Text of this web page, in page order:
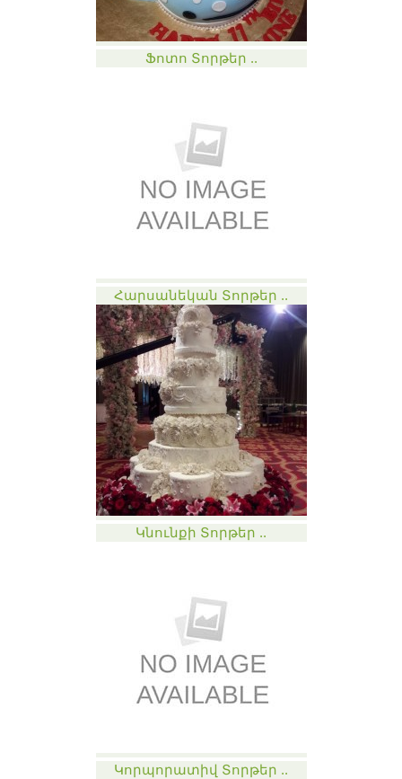
Ֆոտո Տորթեր ..
Հարսանեկան Տորթեր ..
Կնունքի Տորթեր ..
Կորպորատիվ Տորթեր ..